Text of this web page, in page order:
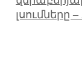
լսումները –